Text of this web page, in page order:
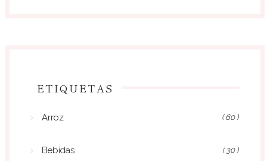
ETIQUETAS
Arroz ( 60 )
Bebidas ( 30 )